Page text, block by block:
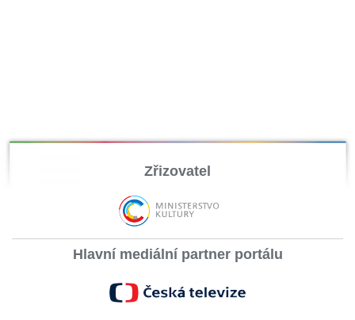
Zřizovatel
Hlavní mediální partner portálu